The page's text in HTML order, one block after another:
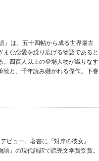
』は、五十四帖から成る世界最古
な恋愛を繰り広げる物語であると
。四百人以上の登場人物が織りなす
と、千年読み継がれる傑作。下巻
ビュー。著書に『対岸の彼女』
』の現代語訳で読売文学賞受賞。